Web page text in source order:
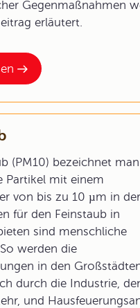
Gegenmaßnahmen
erläutert.
(PM10) bezeichnet
Partikel mit einem
von bis zu 10 µm in
für den Feinstaub in
sind menschliche
werden die
in den
durch die Industrie,
und